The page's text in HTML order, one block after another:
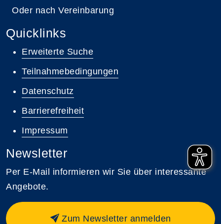
Oder nach Vereinbarung
Quicklinks
Erweiterte Suche
Teilnahmebedingungen
Datenschutz
Barrierefreiheit
Impressum
Newsletter
Per E-Mail informieren wir Sie über interessante
Angebote.
Zum Newsletter anmelden